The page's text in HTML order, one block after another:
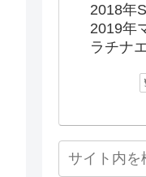
2018年
2019年
ラチナ